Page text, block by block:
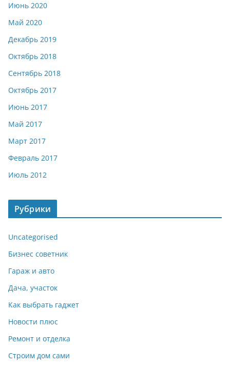
Июнь 2020
Май 2020
Декабрь 2019
Октябрь 2018
Сентябрь 2018
Октябрь 2017
Июнь 2017
Май 2017
Март 2017
Февраль 2017
Июль 2012
Рубрики
Uncategorised
Бизнес советник
Гараж и авто
Дача, участок
Как выбрать гаджет
Новости плюс
Ремонт и отделка
Строим дом сами